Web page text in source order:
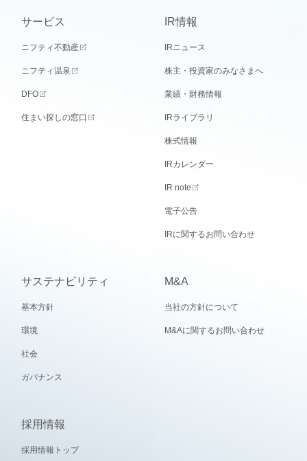
サービス
ニフティ不動産
ニフティ温泉
DFO
住まい探しの窓口
IR情報
IRニュース
株主・投資家のみなさまへ
業績・財務情報
IRライブラリ
株式情報
IRカレンダー
IR note
電子公告
IRに関するお問い合わせ
サステナビリティ
基本方針
環境
社会
ガバナンス
M&A
当社の方針について
M&Aに関するお問い合わせ
採用情報
採用情報トップ